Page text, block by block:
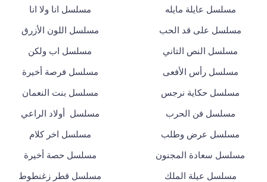
مسلسل عايلة مايله مسلسل انا ولا انا
مسلسل على قد الحب مسلسل اللون الأزرق
مسلسل النص التاني مسلسل اب ولكن
مسلسل رأس الأفعى مسلسل فرصة أخيرة
مسلسل حكاية نرجس مسلسل بنت النعمان
مسلسل فن الحرب مسلسل أولاد الراعي
مسلسل عرض وطلب مسلسل اخر كلام
مسلسل سعادة المجنون مسلسل حصة أخيرة
مسلسل عيلة الملك مسلسل قطر زغنطوط